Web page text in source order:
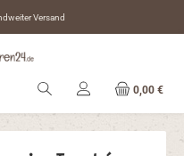
Versand
0,00 €